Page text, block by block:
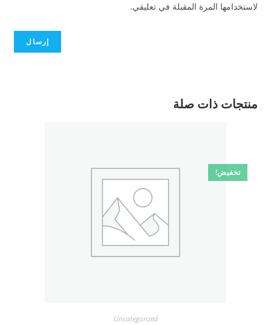
لاستخدامها المرة المقبلة في تعليقي.
منتجات ذات صلة
تخفيض!
Uncategorized